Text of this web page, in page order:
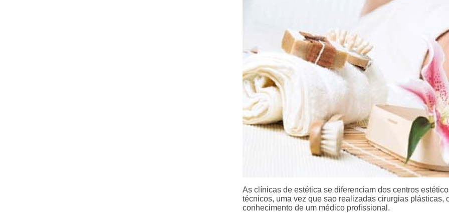
As clínicas de estética se diferenciam dos centros
técnicos, uma vez que sao realizadas cirurgias plásticas,
conhecimento de um médico profissional.